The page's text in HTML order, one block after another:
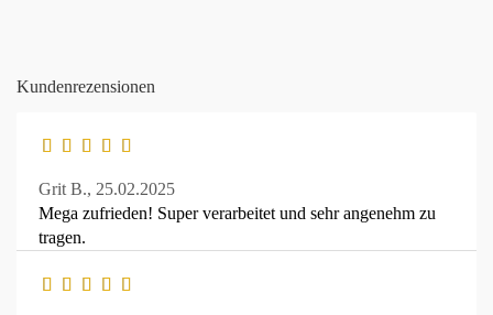
Kundenrezensionen
Grit B., 25.02.2025
Mega zufrieden! Super verarbeitet und sehr angenehm zu
tragen.